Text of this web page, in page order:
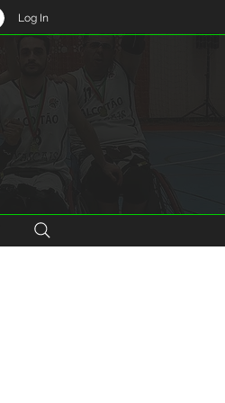
Log In